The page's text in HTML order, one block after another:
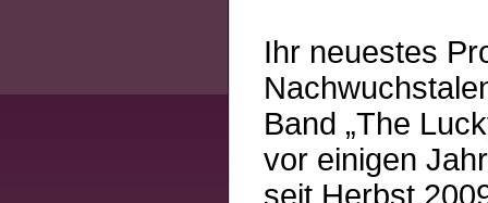
Ihr neuestes
Band „The
vor einigen
seit Herbst